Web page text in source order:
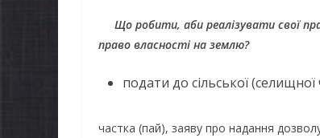
Що робити, аби реалізувати свої
право власності на землю?
подати до сільської
частка (пай), заяву про надання